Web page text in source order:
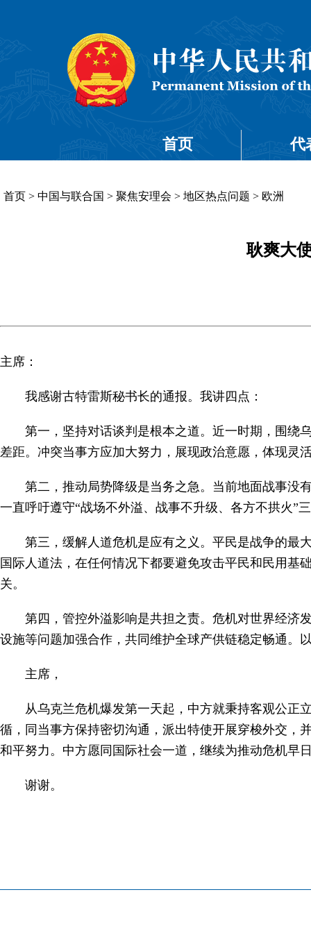
首页 代
首页 > 中国与联合国 > 聚焦安理会 > 地区热点问题 > 欧洲
耿爽大
主席：
我感谢古特雷斯秘书长的通报。我讲四点：
第一，坚持对话谈判是根本之道。近一时期，围绕
差距。冲突当事方应加大努力，展现政治意愿，体现灵
第二，推动局势降级是当务之急。当前地面战事没
一直呼吁遵守“战场不外溢、战事不升级、各方不拱火”
第三，缓解人道危机是应有之义。平民是战争的最
国际人道法，在任何情况下都要避免攻击平民和民用基
关。
第四，管控外溢影响是共担之责。危机对世界经济
设施等问题加强合作，共同维护全球产供链稳定畅通。
主席，
从乌克兰危机爆发第一天起，中方就秉持客观公正
循，同当事方保持密切沟通，派出特使开展穿梭外交，
和平努力。中方愿同国际社会一道，继续为推动危机早
谢谢。